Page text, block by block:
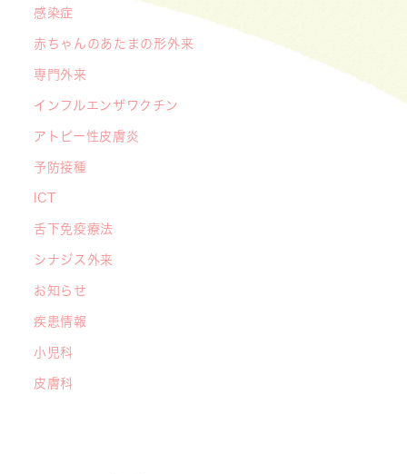
ゴールデンウィーク（GW）の処方薬受け取りに
関する重要なお願い〜処方箋の有効期限は当日を
含めて「4日間」です〜
感染症
赤ちゃんのあたまの形外来
専門外来
インフルエンザワクチン
アトピー性皮膚炎
予防接種
ICT
舌下免疫療法
シナジス外来
お知らせ
疾患情報
小児科
皮膚科